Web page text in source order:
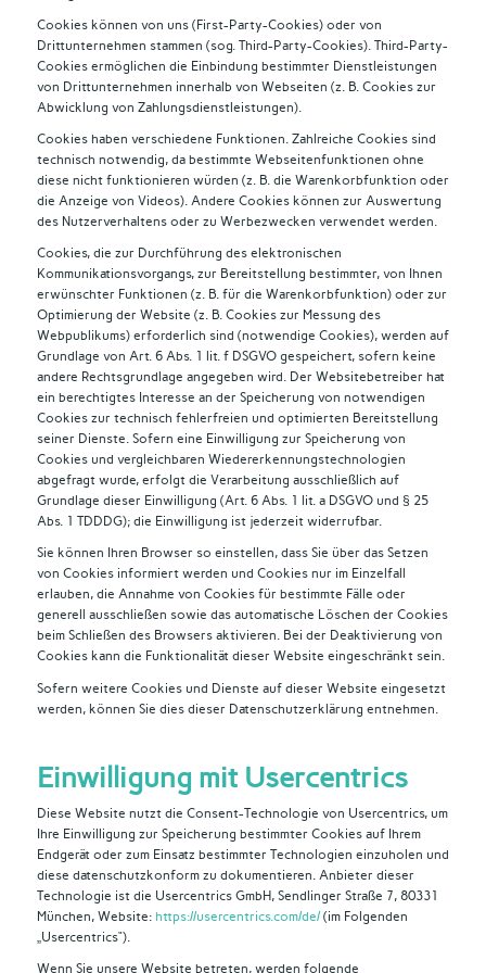
Cookies können von uns (First-Party-Cookies) oder von
Drittunternehmen stammen (sog. Third-Party-Cookies). Third-Party-
Cookies ermöglichen die Einbindung bestimmter Dienstleistungen
von Drittunternehmen innerhalb von Webseiten (z. B. Cookies zur
Abwicklung von Zahlungsdienstleistungen).
Cookies haben verschiedene Funktionen. Zahlreiche Cookies sind
technisch notwendig, da bestimmte Webseitenfunktionen ohne
diese nicht funktionieren würden (z. B. die Warenkorbfunktion oder
die Anzeige von Videos). Andere Cookies können zur Auswertung
des Nutzerverhaltens oder zu Werbezwecken verwendet werden.
Cookies, die zur Durchführung des elektronischen
Kommunikationsvorgangs, zur Bereitstellung bestimmter, von Ihnen
erwünschter Funktionen (z. B. für die Warenkorbfunktion) oder zur
Optimierung der Website (z. B. Cookies zur Messung des
Webpublikums) erforderlich sind (notwendige Cookies), werden auf
Grundlage von Art. 6 Abs. 1 lit. f DSGVO gespeichert, sofern keine
andere Rechtsgrundlage angegeben wird. Der Websitebetreiber hat
ein berechtigtes Interesse an der Speicherung von notwendigen
Cookies zur technisch fehlerfreien und optimierten Bereitstellung
seiner Dienste. Sofern eine Einwilligung zur Speicherung von
Cookies und vergleichbaren Wiedererkennungstechnologien
abgefragt wurde, erfolgt die Verarbeitung ausschließlich auf
Grundlage dieser Einwilligung (Art. 6 Abs. 1 lit. a DSGVO und § 25
Abs. 1 TDDDG); die Einwilligung ist jederzeit widerrufbar.
Sie können Ihren Browser so einstellen, dass Sie über das Setzen
von Cookies informiert werden und Cookies nur im Einzelfall
erlauben, die Annahme von Cookies für bestimmte Fälle oder
generell ausschließen sowie das automatische Löschen der Cookies
beim Schließen des Browsers aktivieren. Bei der Deaktivierung von
Cookies kann die Funktionalität dieser Website eingeschränkt sein.
Sofern weitere Cookies und Dienste auf dieser Website eingesetzt
werden, können Sie dies dieser Datenschutzerklärung entnehmen.
Einwilligung mit Usercentrics
Diese Website nutzt die Consent-Technologie von Usercentrics, um
Ihre Einwilligung zur Speicherung bestimmter Cookies auf Ihrem
Endgerät oder zum Einsatz bestimmter Technologien einzuholen und
diese datenschutzkonform zu dokumentieren. Anbieter dieser
Technologie ist die Usercentrics GmbH, Sendlinger Straße 7, 80331
München, Website: https://usercentrics.com/de/(im Folgenden
„Usercentrics“).
Wenn Sie unsere Website betreten, werden folgende